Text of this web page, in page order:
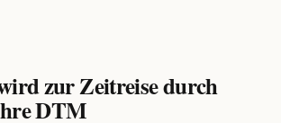
zur Zeitreise durch
DTM